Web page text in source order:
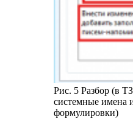
Рис. 5 Разбор (в
системные имена
формулировки)